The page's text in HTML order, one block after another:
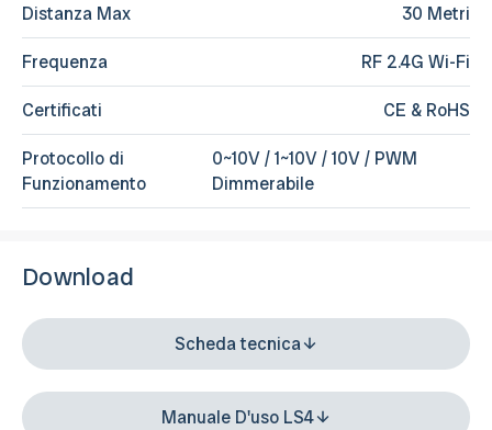
Distanza Max 30 Metri
Frequenza RF 2.4G Wi-Fi
Certificati CE & RoHS
Protocollo di
Funzionamento
0~10V / 1~10V / 10V / PWM
Dimmerabile
Download
Scheda tecnica
Manuale D'uso LS4